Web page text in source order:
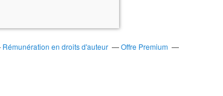
Rémunération en droits d'auteur
Offre Premium